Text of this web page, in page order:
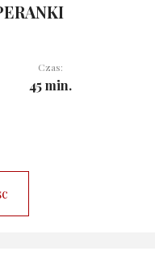
Czas:
45 min.